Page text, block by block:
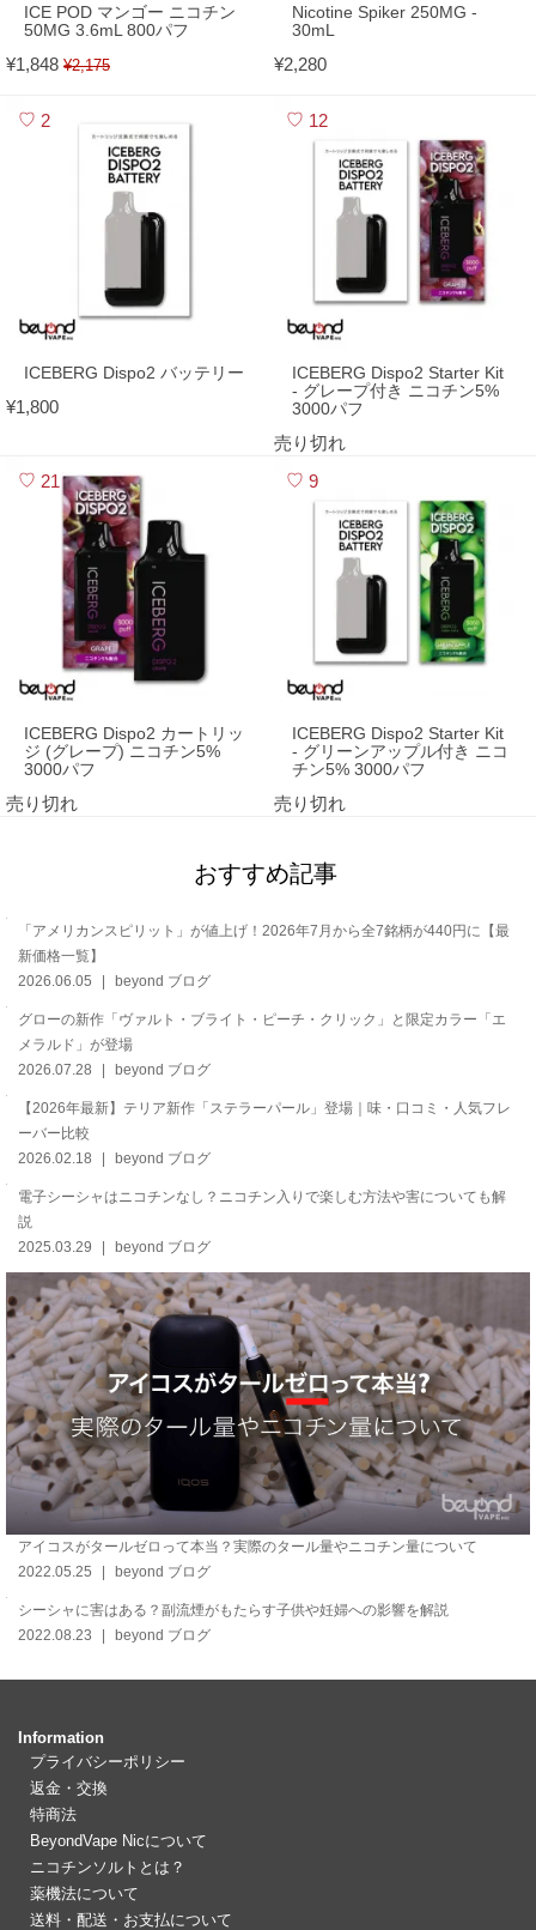
ICE POD マンゴー ニコチン
50MG 3.6mL 800パフ
¥1,848 ¥2,175
Nicotine Spiker 250MG -
30mL
¥2,280
2
ICEBERG Dispo2 バッテリー
¥1,800
12
ICEBERG Dispo2 Starter Kit
- グレープ付き ニコチン5%
3000パフ
売り切れ
21
ICEBERG Dispo2 カートリッ
ジ (グレープ) ニコチン5%
3000パフ
売り切れ
9
ICEBERG Dispo2 Starter Kit
- グリーンアップル付き ニコ
チン5% 3000パフ
売り切れ
おすすめ記事
「アメリカンスピリット」が値上げ！2026年7月から全7銘柄が440円に【最
新価格一覧】
2026.06.05
beyond ブログ
グローの新作「ヴァルト・ブライト・ピーチ・クリック」と限定カラー「エ
メラルド」が登場
2026.07.28
beyond ブログ
【2026年最新】テリア新作「ステラーパール」登場｜味・口コミ・人気フレ
ーバー比較
2026.02.18
beyond ブログ
電子シーシャはニコチンなし？ニコチン入りで楽しむ方法や害についても解
説
2025.03.29
beyond ブログ
アイコスがタールゼロって本当？実際のタール量やニコチン量について
2022.05.25
beyond ブログ
シーシャに害はある？副流煙がもたらす子供や妊婦への影響を解説
2022.08.23
beyond ブログ
Information
プライバシーポリシー
返金・交換
特商法
BeyondVape Nicについて
ニコチンソルトとは？
薬機法について
送料・配送・お支払について